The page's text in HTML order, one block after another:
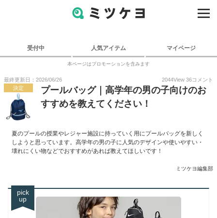
受付中 人気アイテム マイページ
本ページはプロモーションを含みます
最終更新日：2026/06/26 2044View 36コメント
決定
プールバッグ｜高学年の男の子向けのお
すすめを教えてください！
夏のプールの授業やレジャー施設に持っていく用にプールバッグを新しく
しようと思っています。高学年の男の子に人気のデザインや使いやすい・
壊れにくい物などでおすすめがあれば教えてほしいです！
ミツケヨ編集部
pick
up